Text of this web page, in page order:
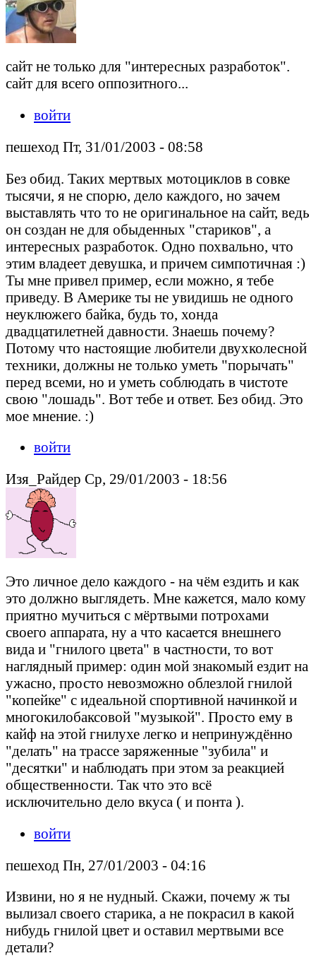
сайт не только для "интересных разработок".
сайт для всего оппозитного...
войти
пешеход Пт, 31/01/2003 - 08:58
Без обид. Таких мертвых мотоциклов в совке
тысячи, я не спорю, дело каждого, но зачем
выставлять что то не оригинальное на сайт, ведь
он создан не для обыденных "стариков", а
интересных разработок. Одно похвально, что
этим владеет девушка, и причем симпотичная :)
Ты мне привел пример, если можно, я тебе
приведу. В Америке ты не увидишь не одного
неуклюжего байка, будь то, хонда
двадцатилетней давности. Знаешь почему?
Потому что настоящие любители двухколесной
техники, должны не только уметь "порычать"
перед всеми, но и уметь соблюдать в чистоте
свою "лошадь". Вот тебе и ответ. Без обид. Это
мое мнение. :)
войти
Изя_Райдер Ср, 29/01/2003 - 18:56
Это личное дело каждого - на чём ездить и как
это должно выглядеть. Мне кажется, мало кому
приятно мучиться с мёртвыми потрохами
своего аппарата, ну а что касается внешнего
вида и "гнилого цвета" в частности, то вот
наглядный пример: один мой знакомый ездит на
ужасно, просто невозможно облезлой гнилой
"копейке" с идеальной спортивной начинкой и
многокилобаксовой "музыкой". Просто ему в
кайф на этой гнилухе легко и непринуждённо
"делать" на трассе заряженные "зубила" и
"десятки" и наблюдать при этом за реакцией
общественности. Так что это всё
исключительно дело вкуса ( и понта ).
войти
пешеход Пн, 27/01/2003 - 04:16
Извини, но я не нудный. Скажи, почему ж ты
вылизал своего старика, а не покрасил в какой
нибудь гнилой цвет и оставил мертвыми все
детали?